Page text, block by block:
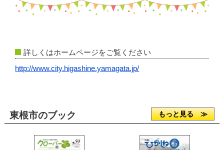
詳しくはホームページをご覧ください
http://www.city.higashine.yamagata.jp/
東根市のブック もっと見る ≫